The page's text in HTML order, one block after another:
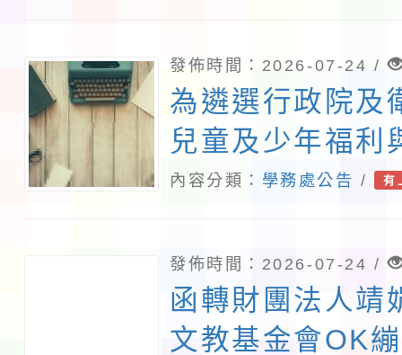
總決賽，請踴躍
發佈時間：2026-07-24 /
為遴選行政院及
兒童及少年福利
相關小組兒少代
起至115年8月
報名一案， 詳
照。
內容分類： 學務處公告 / 有
發佈時間：2026-07-24 /
函轉財團法人靖
文教基金會OK